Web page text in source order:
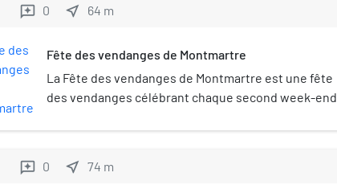
reviews 0 near_me 64 m
Fête des vendanges de Montmartre
La Fête des vendanges de Montmartre est une fête
des vendanges célébrant chaque second week-end
Clos Montmartre. L'organisation est assurée par la
la vie locale (commerçants, artistes, associations,
reviews 0 near_me 74 m